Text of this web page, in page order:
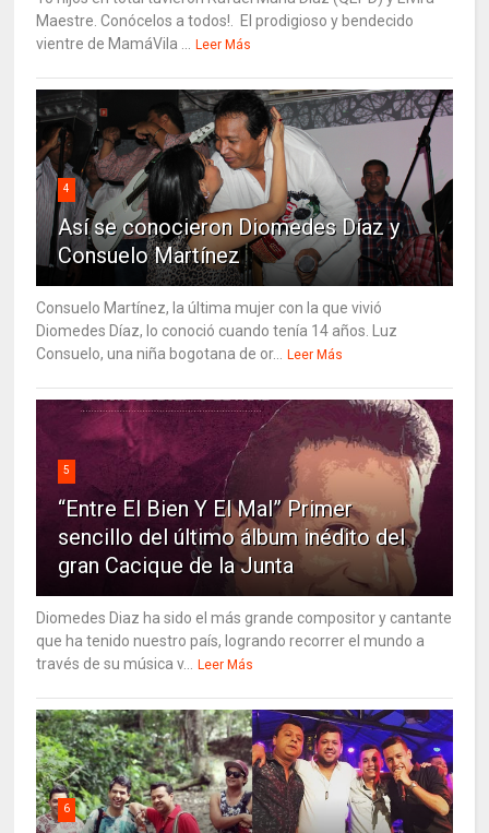
Maestre. Conócelos a todos!. El prodigioso y bendecido
vientre de MamáVila ... Leer Más
4
Así se conocieron Diomedes Díaz y
Consuelo Martínez
Consuelo Martínez, la última mujer con la que vivió
Diomedes Díaz, lo conoció cuando tenía 14 años. Luz
Consuelo, una niña bogotana de or... Leer Más
5
“Entre El Bien Y El Mal” Primer
sencillo del último álbum inédito del
gran Cacique de la Junta
Diomedes Diaz ha sido el más grande compositor y cantante
que ha tenido nuestro país, logrando recorrer el mundo a
través de su música v... Leer Más
6